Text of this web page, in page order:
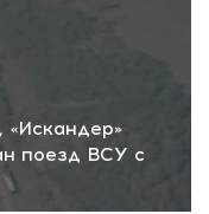
«Искандер»
поезд ВСУ с